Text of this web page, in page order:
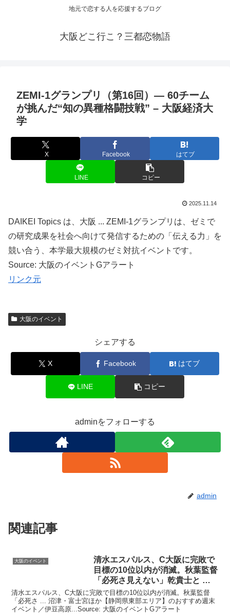
地元で恋する人を応援するブログ
大阪どこ行こ？三都恋物語
ZEMI-1グランプリ（第16回）— 60チーム
が挑んだ“知の異種格闘技戦” – 大阪経済大
学
X Facebook はてブ
LINE コピー
2025.11.14
DAIKEI Topics は、大阪 ... ZEMI-1グランプリは、ゼミで
の研究成果を社会へ向けて発信するための「伝える力」を
競い合う、本学最大規模のゼミ対抗イベントです。
Source: 大阪のイベントGアラート
リンク元
大阪のイベント
シェアする
X Facebook はてブ
LINE コピー
adminをフォローする
admin
関連記事
大阪のイベント 清水エスパルス、C大阪に完敗で
目標の10位以内が消滅。秋葉監督
「必死さ見えない」乾貴士と …
清水エスパルス、C大阪に完敗で目標の10位以内が消滅。秋葉監督
「必死さ ... 沼津・富士宮ほか【静岡県東部エリア】のおすすめ週末
イベント／伊豆高原...Source: 大阪のイベントGアラート